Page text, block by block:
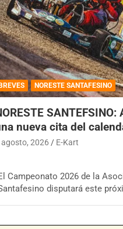
NORESTE SANTAFESINO
nueva cita del
agosto, 2026 E-Kart
Campeonato 2026 de la
disputará este